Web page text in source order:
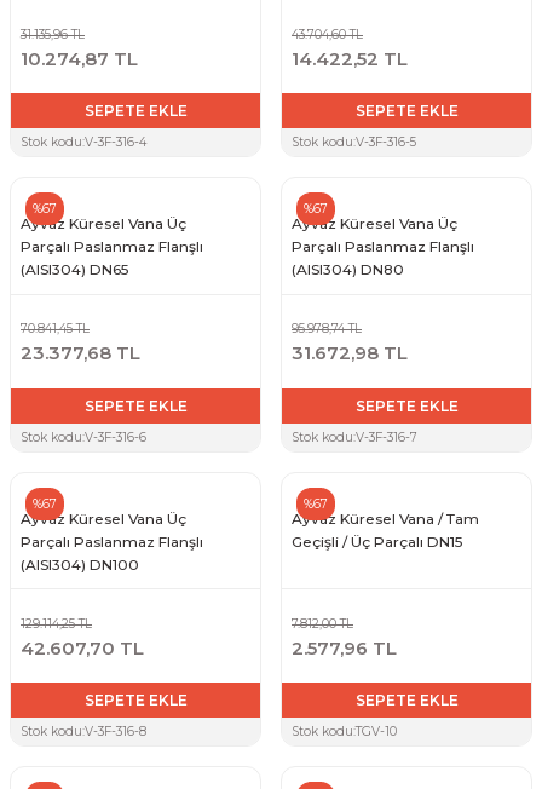
31.135,96 TL
10.274,87 TL
SEPETE EKLE
Stok kodu:V-3F-316-4
43.704,60 TL
14.422,52 TL
SEPETE EKLE
Stok kodu:V-3F-316-5
Ayvaz Küresel Vana Üç
Parçalı Paslanmaz Flanşlı
(AISI304) DN65
%67
70.841,45 TL
23.377,68 TL
SEPETE EKLE
Stok kodu:V-3F-316-6
Ayvaz Küresel Vana Üç
Parçalı Paslanmaz Flanşlı
(AISI304) DN80
%67
95.978,74 TL
31.672,98 TL
SEPETE EKLE
Stok kodu:V-3F-316-7
Ayvaz Küresel Vana Üç
Parçalı Paslanmaz Flanşlı
(AISI304) DN100
%67
129.114,25 TL
42.607,70 TL
SEPETE EKLE
Stok kodu:V-3F-316-8
Ayvaz Küresel Vana / Tam
Geçişli / Üç Parçalı DN15
%67
7.812,00 TL
2.577,96 TL
SEPETE EKLE
Stok kodu:TGV-10